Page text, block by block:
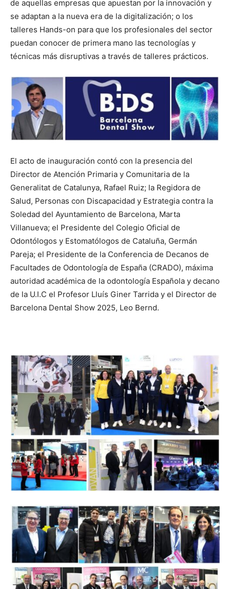
de aquellas empresas que apuestan por la innovación y
se adaptan a la nueva era de la digitalización; o los
talleres Hands-on para que los profesionales del sector
puedan conocer de primera mano las tecnologías y
técnicas más disruptivas a través de talleres prácticos.
El acto de inauguración contó con la presencia del
Director de Atención Primaria y Comunitaria de la
Generalitat de Catalunya, Rafael Ruiz; la Regidora de
Salud, Personas con Discapacidad y Estrategia contra la
Soledad del Ayuntamiento de Barcelona, Marta
Villanueva; el Presidente del Colegio Oficial de
Odontólogos y Estomatólogos de Cataluña, Germán
Pareja; el Presidente de la Conferencia de Decanos de
Facultades de Odontología de España (CRADO), máxima
autoridad académica de la odontología Española y decano
de la U.I.C el Profesor Lluís Giner Tarrida y el Director de
Barcelona Dental Show 2025, Leo Bernd.